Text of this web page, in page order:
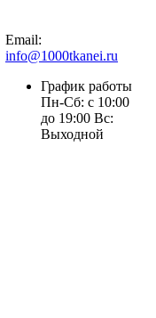
Email:
info@1000tkanei.ru
График работы
Пн-Сб: с 10:00
до 19:00 Вс:
Выходной